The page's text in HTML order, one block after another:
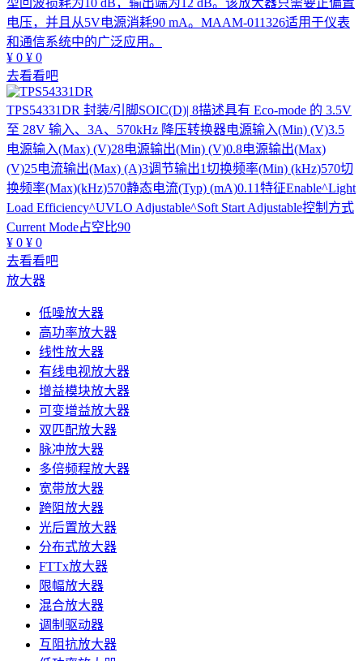
型回波损耗为10 dB，输出端为12 dB。该放大器只需要正偏置
电压，并且从5V电源消耗90 mA。MAAM-011326适用于仪表
和通信系统中的广泛应用。
¥ 0 ¥ 0
去看看吧
TPS54331DR 封装/引脚SOIC(D)| 8描述具有 Eco-mode 的 3.5V
至 28V 输入、3A、570kHz 降压转换器电源输入(Min) (V)3.5
电源输入(Max) (V)28电源输出(Min) (V)0.8电源输出(Max)
(V)25电流输出(Max) (A)3调节输出1切换频率(Min) (kHz)570切
换频率(Max)(kHz)570静态电流(Typ) (mA)0.11特征Enable^Light
Load Efficiency^UVLO Adjustable^Soft Start Adjustable控制方式
Current Mode占空比90
¥ 0 ¥ 0
去看看吧
放大器
低噪放大器
高功率放大器
线性放大器
有线电视放大器
增益模块放大器
可变增益放大器
双匹配放大器
脉冲放大器
多倍频程放大器
宽带放大器
跨阻放大器
光后置放大器
分布式放大器
FTTx放大器
限幅放大器
混合放大器
调制驱动器
互阻抗放大器